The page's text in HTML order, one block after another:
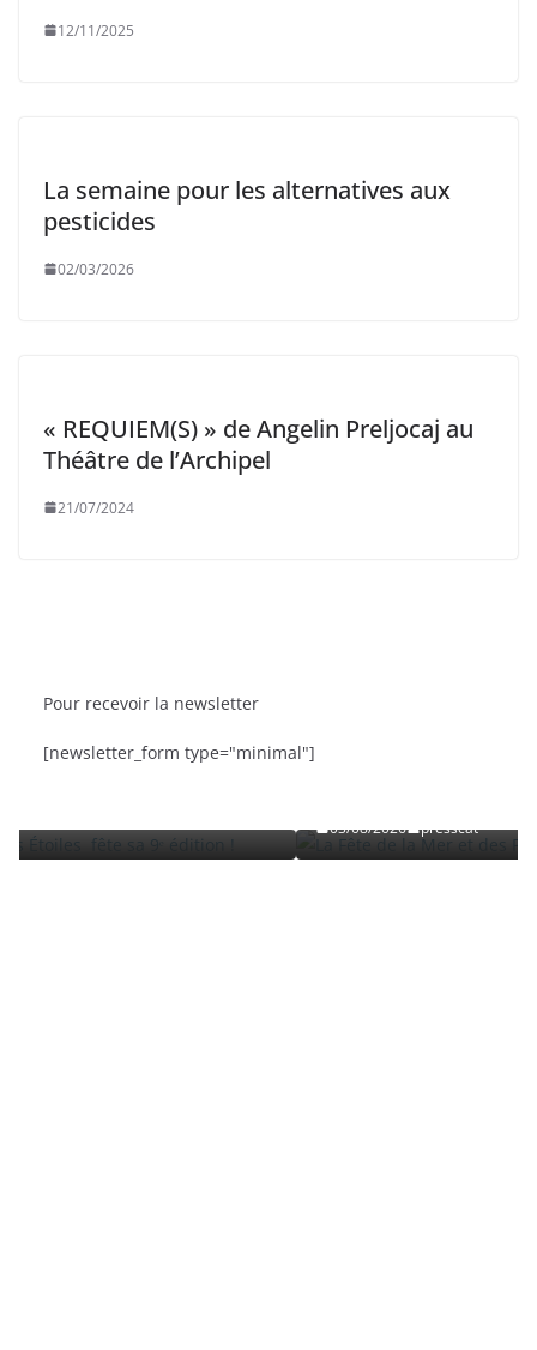
12/11/2025
La semaine pour les alternatives aux
pesticides
02/03/2026
« REQUIEM(S) » de Angelin Preljocaj au
Théâtre de l’Archipel
21/07/2024
Pour recevoir la newsletter
[newsletter_form type="minimal"]
édition
La Fête de la Mer et des Pêcheurs à Canet-en-
03/08/2026 presscat